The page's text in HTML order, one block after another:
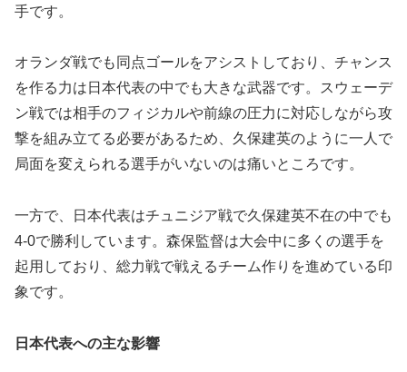
手です。
オランダ戦でも同点ゴールをアシストしており、チャンス
を作る力は日本代表の中でも大きな武器です。スウェーデ
ン戦では相手のフィジカルや前線の圧力に対応しながら攻
撃を組み立てる必要があるため、久保建英のように一人で
局面を変えられる選手がいないのは痛いところです。
一方で、日本代表はチュニジア戦で久保建英不在の中でも
4-0で勝利しています。森保監督は大会中に多くの選手を
起用しており、総力戦で戦えるチーム作りを進めている印
象です。
日本代表への主な影響